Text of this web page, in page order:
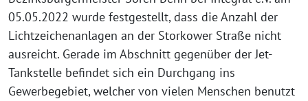
05.05.2022 wurde festgestellt, dass die Anzahl der
Lichtzeichenanlagen an der Storkower Straße nicht
ausreicht. Gerade im Abschnitt gegenüber der Jet-
Tankstelle befindet sich ein Durchgang ins
Gewerbegebiet, welcher von vielen Menschen benutzt